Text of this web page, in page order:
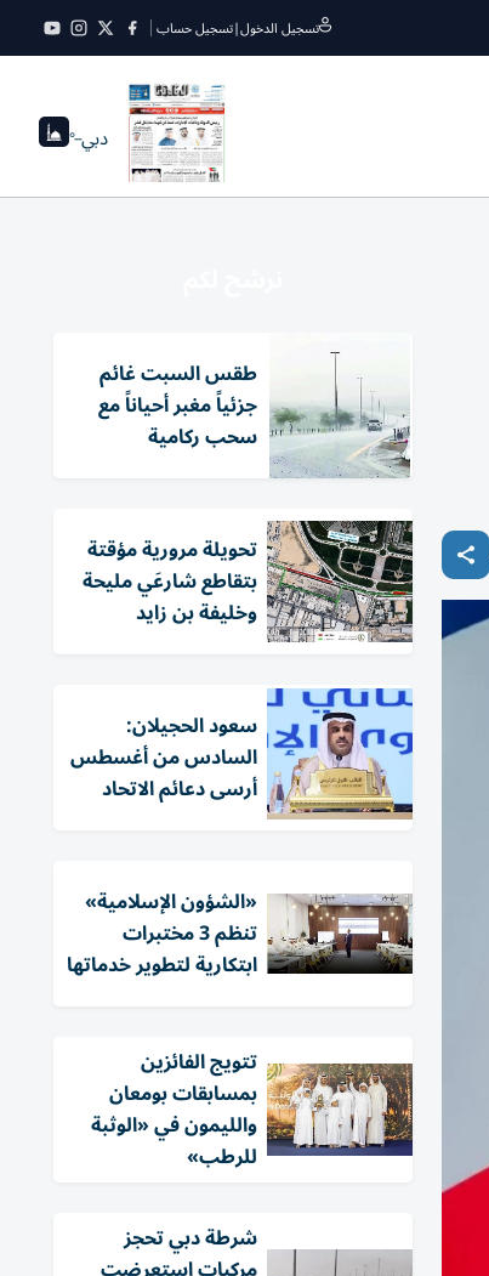
تسجيل الدخول|تسجيل حساب
دبي--°
طقس السبت غائم
جزئياً مغبر أحياناً مع
سحب ركامية
تحويلة مرورية مؤقتة
بتقاطع شارعَي مليحة
وخليفة بن زايد
سعود الحجيلان:
السادس من أغسطس
أرسى دعائم الاتحاد
«الشؤون الإسلامية»
تنظم 3 مختبرات
ابتكارية لتطوير خدماتها
تتويج الفائزين
بمسابقات بومعان
والليمون في «الوثبة
للرطب»
شرطة دبي تحجز